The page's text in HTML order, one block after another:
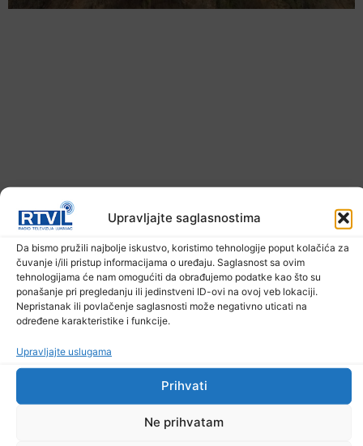
Upravljajte saglasnostima
Da bismo pružili najbolje iskustvo, koristimo tehnologije poput kolačića za
čuvanje i/ili pristup informacijama o uređaju. Saglasnost sa ovim
tehnologijama će nam omogućiti da obrađujemo podatke kao što su
ponašanje pri pregledanju ili jedinstveni ID-ovi na ovoj veb lokaciji.
Nepristanak ili povlačenje saglasnosti može negativno uticati na
određene karakteristike i funkcije.
Upravljajte uslugama
Prihvati
Ne prihvatam
U TK povećan broj požara
7. Augusta 2026.